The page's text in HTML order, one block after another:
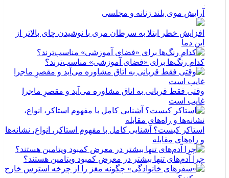
آرایش موی بلند زنانه و مجلسی
افزایش خطر ابتلا به سرطان مری با نوشیدن چای بالاتر از
این دما
کدام رنگ‌ها برای «فضای آموزشی» مناسب‌ترند؟
وقتی فقط قربانی به اتاق مشاوره می‌آید و مقصرِ ماجرا
غایب است
استاکر کیست؟ آشنایی کامل با مفهوم استاکر، انواع، نشانه‌ها
و راه‌های مقابله
چرا آدم‌های تنها بیشتر در معرض کمبود ویتامین هستند؟